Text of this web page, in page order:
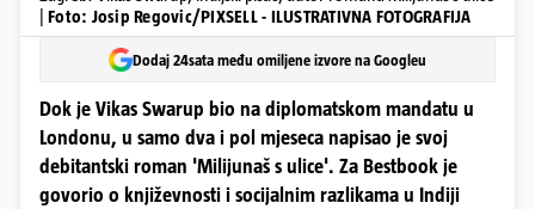
Foto: Josip Regovic/PIXSELL - ILUSTRATIVNA FOTOGRAFIJA
Dodaj 24sata među omiljene izvore na Googleu
Dok je Vikas Swarup bio na diplomatskom mandatu u
Londonu, u samo dva i pol mjeseca napisao je svoj
debitantski roman 'Milijunaš s ulice'. Za Bestbook je
govorio o književnosti i socijalnim razlikama u Indiji